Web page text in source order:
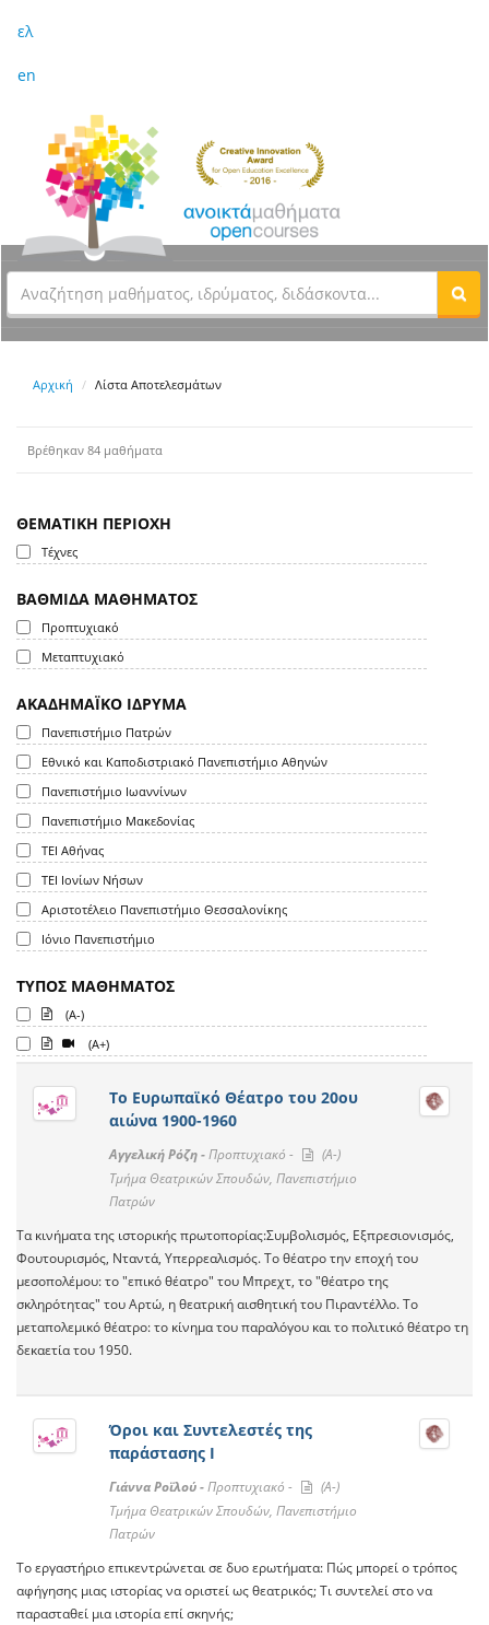
ελ
en
Αρχική Λίστα Αποτελεσμάτων
Βρέθηκαν 84 μαθήματα
ΘΕΜΑΤΙΚΗ ΠΕΡΙΟΧΗ
Τέχνες
ΒΑΘΜΙΔΑ ΜΑΘΗΜΑΤΟΣ
Προπτυχιακό
Μεταπτυχιακό
ΑΚΑΔΗΜΑΪΚΟ ΙΔΡΥΜΑ
Πανεπιστήμιο Πατρών
Εθνικό και Καποδιστριακό Πανεπιστήμιο Αθηνών
Πανεπιστήμιο Ιωαννίνων
Πανεπιστήμιο Μακεδονίας
ΤΕΙ Αθήνας
ΤΕΙ Ιονίων Νήσων
Αριστοτέλειο Πανεπιστήμιο Θεσσαλονίκης
Ιόνιο Πανεπιστήμιο
ΤΥΠΟΣ ΜΑΘΗΜΑΤΟΣ
(A-)
(A+)
Το Ευρωπαϊκό Θέατρο του 20ου
αιώνα 1900-1960
Αγγελική Ρόζη -Προπτυχιακό -
(A-)
Τμήμα Θεατρικών Σπουδών, Πανεπιστήμιο
Πατρών
Τα κινήματα της ιστορικής πρωτοπορίας:Συμβολισμός, Εξπρεσιονισμός,
Φουτουρισμός, Νταντά, Υπερρεαλισμός. Το θέατρο την εποχή του
μεσοπολέμου: το "επικό θέατρο" του Μπρεχτ, το "θέατρο της
σκληρότητας" του Αρτώ, η θεατρική αισθητική του Πιραντέλλο. Το
μεταπολεμικό θέατρο: το κίνημα του παραλόγου και το πολιτικό θέατρο τη
δεκαετία του 1950.
Όροι και Συντελεστές της
παράστασης Ι
Γιάννα Ροϊλού -Προπτυχιακό -
(A-)
Τμήμα Θεατρικών Σπουδών, Πανεπιστήμιο
Πατρών
Το εργαστήριο επικεντρώνεται σε δυο ερωτήματα: Πώς μπορεί ο τρόπος
αφήγησης μιας ιστορίας να οριστεί ως θεατρικός; Τι συντελεί στο να
παρασταθεί μια ιστορία επί σκηνής;